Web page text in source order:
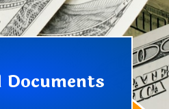
Documents